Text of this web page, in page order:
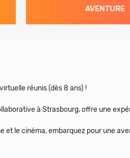
AVENTURE
réunis (dès 8 ans) !
à Strasbourg, offre une
et le cinéma, embarquez pour une